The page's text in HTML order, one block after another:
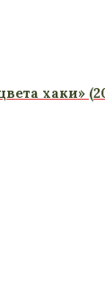
хаки»